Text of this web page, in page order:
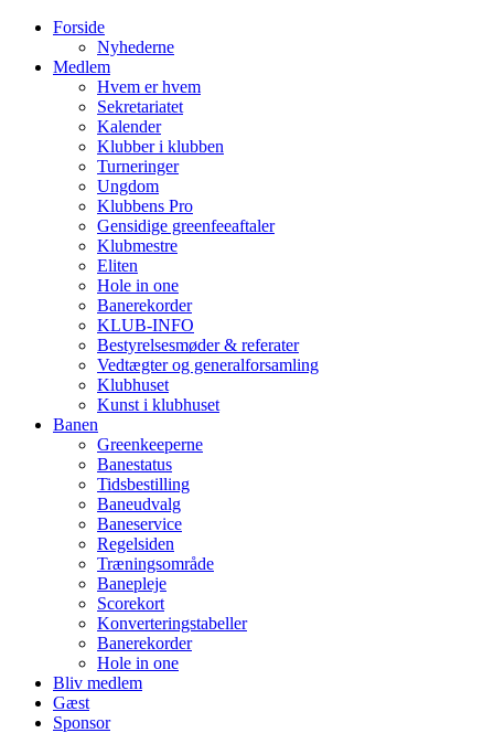
Forside
Nyhederne
Medlem
Hvem er hvem
Sekretariatet
Kalender
Klubber i klubben
Turneringer
Ungdom
Klubbens Pro
Gensidige greenfeeaftaler
Klubmestre
Eliten
Hole in one
Banerekorder
KLUB-INFO
Bestyrelsesmøder & referater
Vedtægter og generalforsamling
Klubhuset
Kunst i klubhuset
Banen
Greenkeeperne
Banestatus
Tidsbestilling
Baneudvalg
Baneservice
Regelsiden
Træningsområde
Banepleje
Scorekort
Konverteringstabeller
Banerekorder
Hole in one
Bliv medlem
Gæst
Sponsor